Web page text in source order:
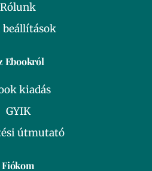
Rólunk
beállítások
Ebookról
kiadás
GYIK
útmutató
Fiókom